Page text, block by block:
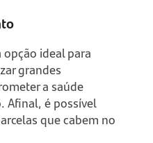
opção ideal para
grandes
a saúde
Afinal, é possível
que cabem no